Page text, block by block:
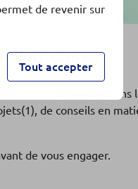
d'Oise
de nos
de conseils en
de vous engager.
de revenir sur
Tout accepter